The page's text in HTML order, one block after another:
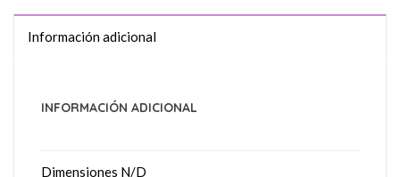
Información adicional
INFORMACIÓN ADICIONAL
Dimensiones N/D